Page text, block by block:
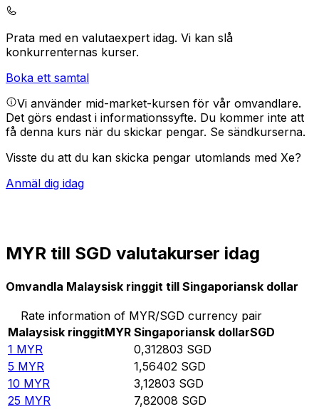
Prata med en valutaexpert idag. Vi kan slå
konkurrenternas kurser.
Boka ett samtal
Vi använder mid-market-kursen för vår omvandlare.
Det görs endast i informationssyfte. Du kommer inte att
få denna kurs när du skickar pengar. Se sändkurserna.
Visste du att du kan skicka pengar utomlands med Xe?
Anmäl dig idag
MYR till SGD valutakurser idag
Omvandla Malaysisk ringgit till Singaporiansk dollar
Rate information of MYR/SGD currency pair
Malaysisk ringgitMYR Singaporiansk dollarSGD
1 MYR 0,312803 SGD
5 MYR 1,56402 SGD
10 MYR 3,12803 SGD
25 MYR 7,82008 SGD